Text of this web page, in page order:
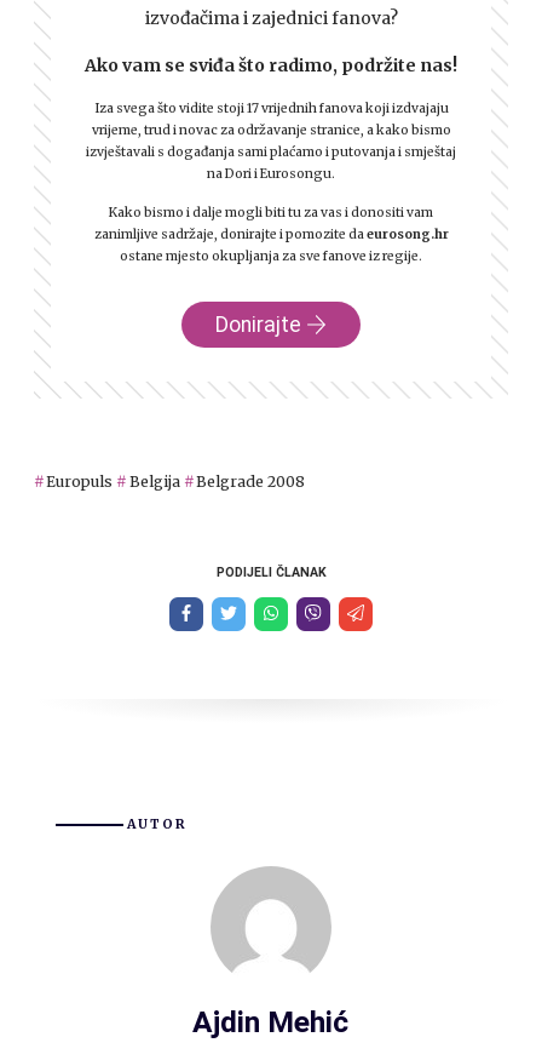
izvođačima i zajednici fanova?
Ako vam se sviđa što radimo, podržite nas!
Iza svega što vidite stoji 17 vrijednih fanova koji izdvajaju
vrijeme, trud i novac za održavanje stranice, a kako bismo
izvještavali s događanja sami plaćamo i putovanja i smještaj
na Dori i Eurosongu.
Kako bismo i dalje mogli biti tu za vas i donositi vam
zanimljive sadržaje, donirajte i pomozite daeurosong.hr
ostane mjesto okupljanja za sve fanove iz regije.
Donirajte
Europuls Belgija Belgrade 2008
PODIJELI ČLANAK
AUTOR
Ajdin Mehić